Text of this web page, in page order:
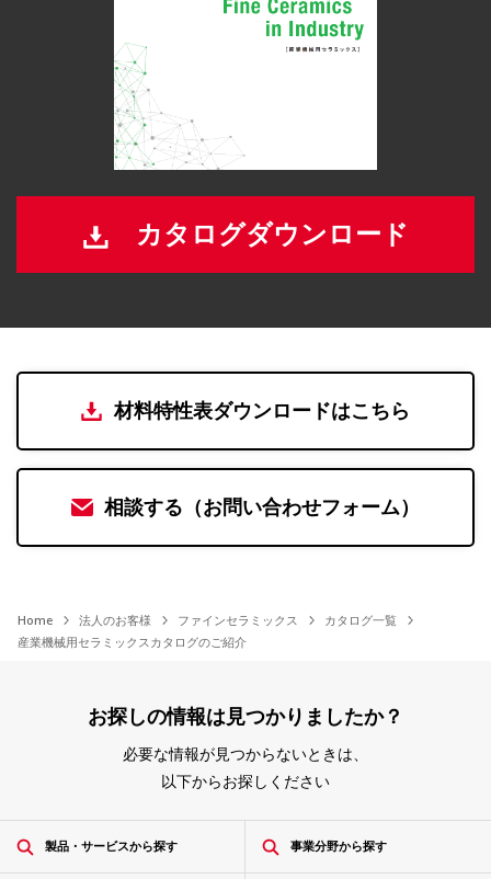
カタログダウンロード
材料特性表ダウンロードはこちら
相談する（お問い合わせフォーム）
Home 法人のお客様 ファインセラミックス
カタログ一覧
産業機械用セラミックスカタログのご紹介
お探しの情報は見つかりましたか？
必要な情報が見つからないときは、
以下からお探しください
製品・サービスから探す 事業分野から探す